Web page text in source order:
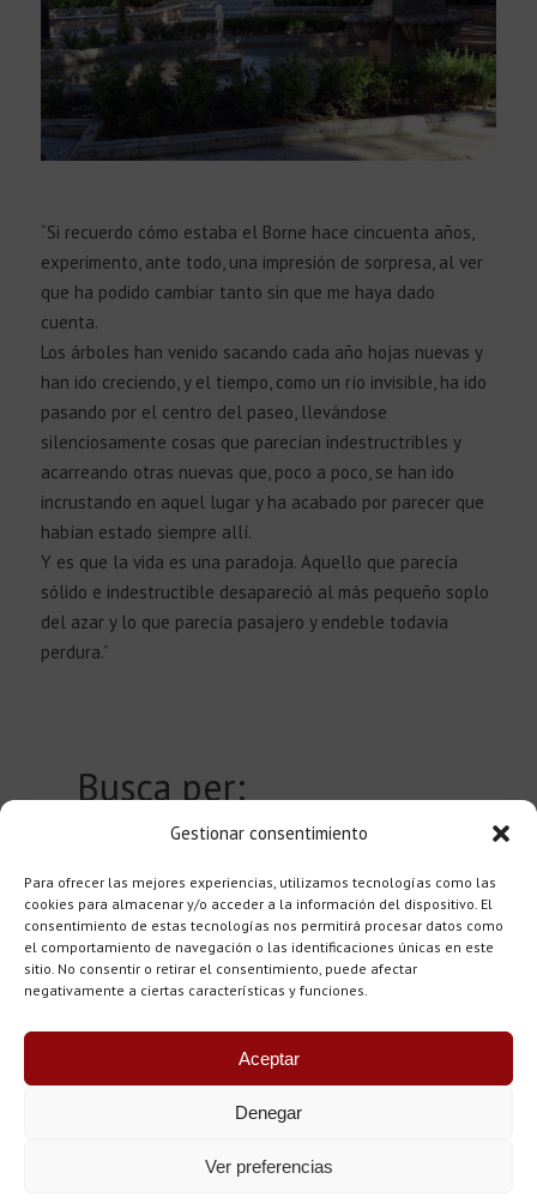
Gestionar consentimiento
Para ofrecer las mejores experiencias, utilizamos tecnologías como las
cookies para almacenar y/o acceder a la información del dispositivo. El
consentimiento de estas tecnologías nos permitirá procesar datos como
el comportamiento de navegación o las identificaciones únicas en este
sitio. No consentir o retirar el consentimiento, puede afectar
negativamente a ciertas características y funciones.
Aceptar
Denegar
Ver preferencias
“Si recuerdo cómo estaba el Borne hace cincuenta años,
experimento, ante todo, una impresión de sorpresa, al ver
que ha podido cambiar tanto sin que me haya dado
cuenta.
Los árboles han venido sacando cada año hojas nuevas y
han ido creciendo, y el tiempo, como un río invisible, ha ido
pasando por el centro del paseo, llevándose
silenciosamente cosas que parecían indestructribles y
acarreando otras nuevas que, poco a poco, se han ido
incrustando en aquel lugar y ha acabado por parecer que
habían estado siempre allí.
Y es que la vida es una paradoja. Aquello que parecía
sólido e indestructible desapareció al más pequeño soplo
del azar y lo que parecía pasajero y endeble todavía
perdura.”
Busca per:
Población 0
Copyright © 2015-25 - Tots els drets reservats. Fundació